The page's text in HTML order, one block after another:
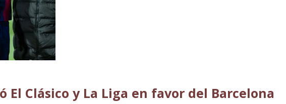
El Clásico y La Liga en favor del Barcelona